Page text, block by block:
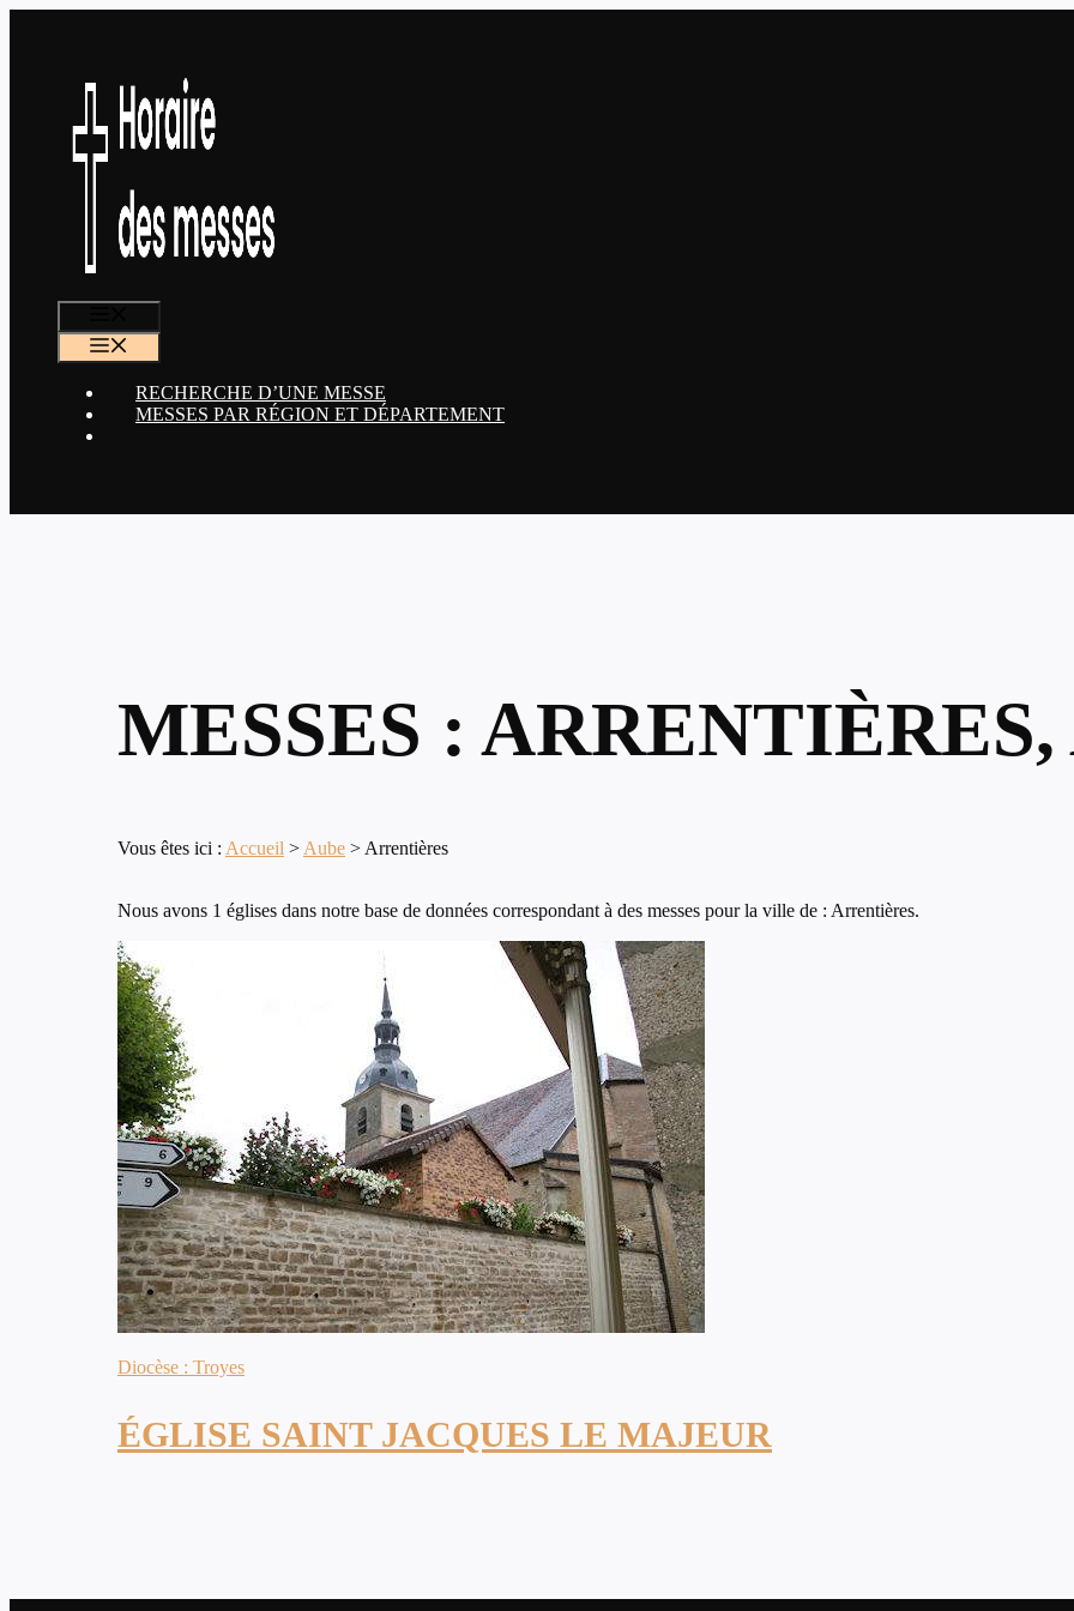
RECHERCHE D’UNE MESSE
MESSES PAR RÉGION ET DÉPARTEMENT
MESSES :
Vous êtes ici : Accueil > Aube > Arrentières
Nous avons 1 églises dans notre base de données correspondant à des messes pour la ville de : Arrentières.
Diocèse : Troyes
ÉGLISE SAINT JACQUES LE MAJEUR